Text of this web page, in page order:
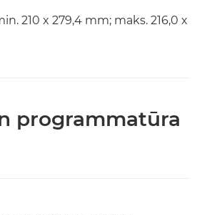
210 x 279,4 mm; maks. 216,0 x
programmatūra